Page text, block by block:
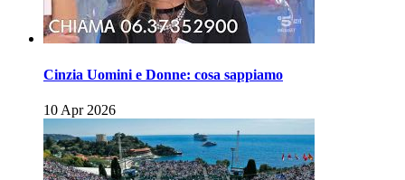
Cinzia Uomini e Donne: cosa sappiamo
10 Apr 2026